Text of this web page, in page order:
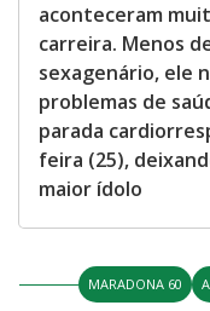
aconteceram
carreira. Menos
sexagenário, ele
problemas de
parada
feira (25),
maior ídolo
MARADONA 60